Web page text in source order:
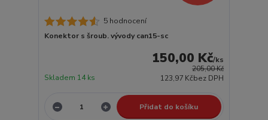
5 hodnocení
Konektor s šroub. vývody can15-sc
205,00 Kč
150,00 Kč/ks
123,97 Kčbez DPH
Skladem 14 ks
Přidat do košíku